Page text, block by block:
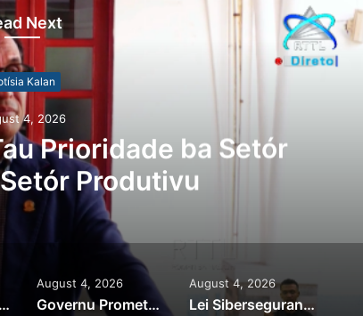
Next
Kalan
4, 2026
Prioridade ba Setór
Produtivu
PR Horta Rekoñese Timoroan Sira Iha Diáspora Nia Kontribuisaun
August 4, 2026
Governu Promete Tau Prioridade ba Setór Minerais no Setór Produtivu
August 4, 2026
Lei Siberseguransa Ajuda Autoridade Polisiál Kaptura Autór Kriminozu ho Paradeiru Iha Estranjeiru